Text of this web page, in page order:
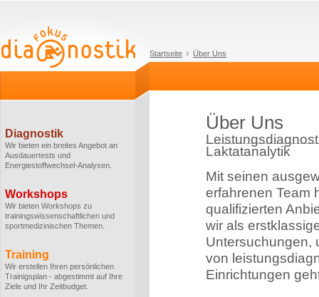
Startseite Über Uns
Diagnostik
Wir bieten ein breites Angebot an
Ausdauertests und
Energiestoffwechsel-Analysen.
Workshops
Wir bieten Workshops zu
trainingswissenschaftlichen und
sportmedizinischen Themen.
Training
Wir erstellen Ihren persönlichen
Trainigsplan - abgestimmt auf Ihre
Ziele und Ihr Zeitbudget.
Über Uns
Laktatanalytik
Mit seinen
erfahrenen Team
qualifizierten
wir als
Untersuchungen,
von
Einrichtungen